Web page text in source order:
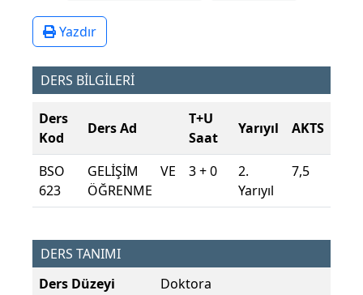
Yazdır
DERS BİLGİLERİ
Ders
Kod
Ders Ad
T+U
Saat
Yarıyıl AKTS
BSO
623
GELİŞİM VE
ÖĞRENME
3 + 0
2.
Yarıyıl
7,5
DERS TANIMI
Ders Düzeyi
Doktora